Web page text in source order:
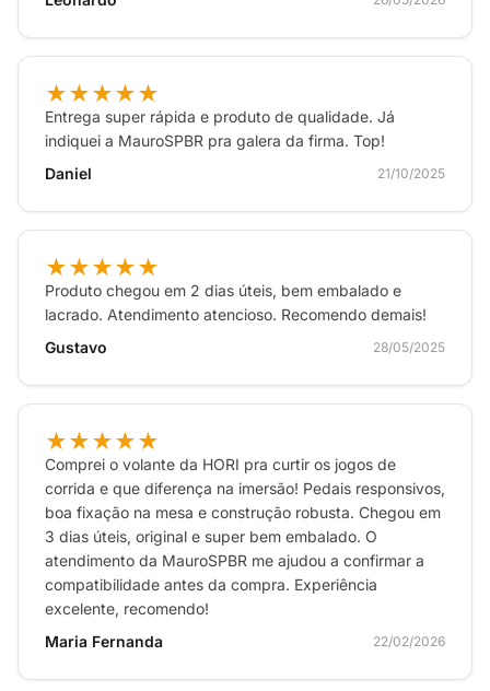
★★★★★
Entrega super rápida e produto de qualidade. Já
indiquei a MauroSPBR pra galera da firma. Top!
Daniel
21/10/2025
★★★★★
Produto chegou em 2 dias úteis, bem embalado e
lacrado. Atendimento atencioso. Recomendo demais!
Gustavo
28/05/2025
★★★★★
Comprei o volante da HORI pra curtir os jogos de
corrida e que diferença na imersão! Pedais responsivos,
boa fixação na mesa e construção robusta. Chegou em
3 dias úteis, original e super bem embalado. O
atendimento da MauroSPBR me ajudou a confirmar a
compatibilidade antes da compra. Experiência
excelente, recomendo!
Maria Fernanda
22/02/2026